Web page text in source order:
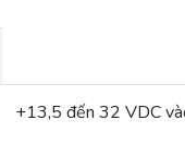
+13,5 đến 32 VDC